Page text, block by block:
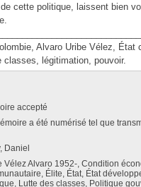
cette politique, laissent bien
Alvaro Uribe Vélez, État
classes, légitimation, pouvoir.
accepté
a été numérisé tel que
Daniel
Vélez Alvaro 1952-, Condition
Élite, État, État
Lutte des classes, Politique